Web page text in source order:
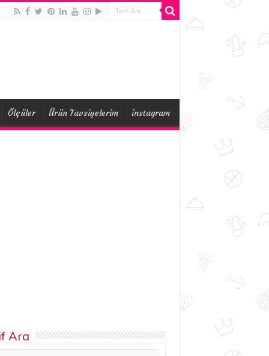
Ölçüler Ürün Tavsiyelerim instagram
Ara